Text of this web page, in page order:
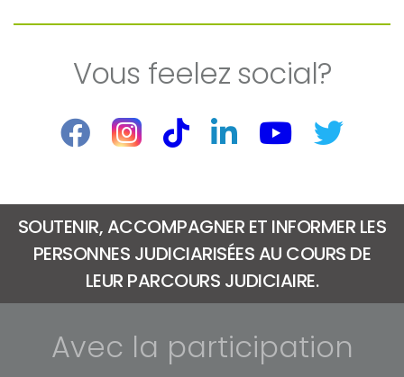
Vous feelez social?
SOUTENIR, ACCOMPAGNER ET INFORMER LES
PERSONNES JUDICIARISÉES AU COURS DE
LEUR PARCOURS JUDICIAIRE.
Avec la participation